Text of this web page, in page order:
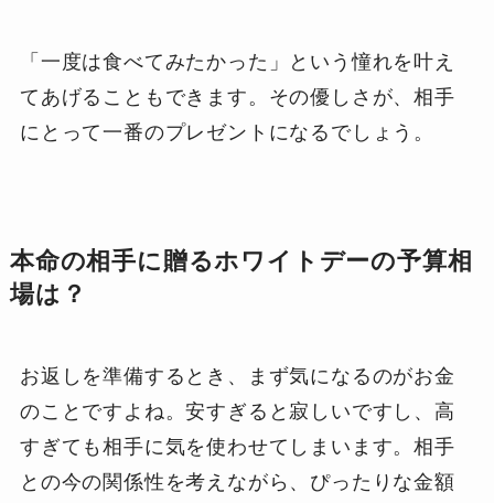
「一度は食べてみたかった」という憧れを叶え
てあげることもできます。その優しさが、相手
にとって一番のプレゼントになるでしょう。
本命の相手に贈るホワイトデーの予算相
場は？
お返しを準備するとき、まず気になるのがお金
のことですよね。安すぎると寂しいですし、高
すぎても相手に気を使わせてしまいます。相手
との今の関係性を考えながら、ぴったりな金額